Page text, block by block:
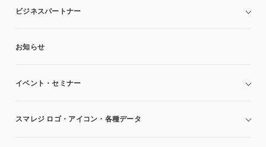
ビジネスパートナー
お知らせ
イベント・セミナー
スマレジ ロゴ・アイコン・各種データ